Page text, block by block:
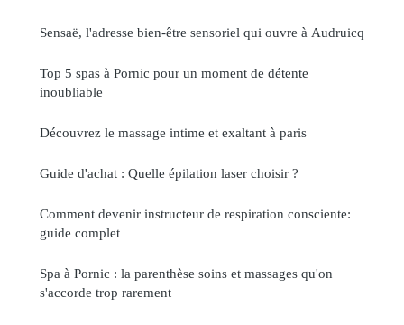
Sensaë, l'adresse bien-être sensoriel qui ouvre à Audruicq
Top 5 spas à Pornic pour un moment de détente
inoubliable
Découvrez le massage intime et exaltant à paris
Guide d'achat : Quelle épilation laser choisir ?
Comment devenir instructeur de respiration consciente:
guide complet
Spa à Pornic : la parenthèse soins et massages qu'on
s'accorde trop rarement